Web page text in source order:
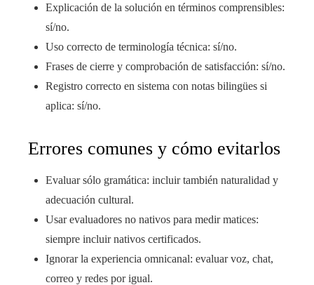
Explicación de la solución en términos comprensibles:
sí/no.
Uso correcto de terminología técnica: sí/no.
Frases de cierre y comprobación de satisfacción: sí/no.
Registro correcto en sistema con notas bilingües si
aplica: sí/no.
Errores comunes y cómo evitarlos
Evaluar sólo gramática: incluir también naturalidad y
adecuación cultural.
Usar evaluadores no nativos para medir matices:
siempre incluir nativos certificados.
Ignorar la experiencia omnicanal: evaluar voz, chat,
correo y redes por igual.